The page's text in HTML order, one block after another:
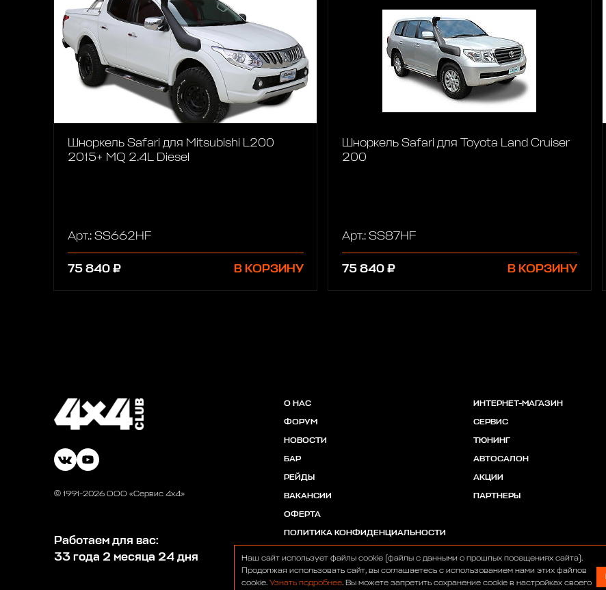
Шноркель Safari для Mitsubishi L200
2015+ MQ 2.4L Diesel
Арт.: SS662HF
75 840 ₽ В КОРЗИНУ
Шноркель Safari для Toyota Land Cruiser
200
Арт.: SS87HF
75 840 ₽ В КОРЗИНУ
© 1991-2026 ООО «Сервис 4х4»
Работаем для вас:
33 года 2 месяца 24 дня
О НАС
ФОРУМ
НОВОСТИ
БАР
РЕЙДЫ
ВАКАНСИИ
ОФЕРТА
ПОЛИТИКА КОНФИДЕНЦИАЛЬНОСТИ
ИНТЕРНЕТ-МАГАЗИН
СЕРВИС
ТЮНИНГ
АВТОСАЛОН
АКЦИИ
ПАРТНЕРЫ
Наш сайт использует файлы cookie (файлы с данными о прошлых посещениях сайта).
Продолжая использовать сайт, вы соглашаетесь с использованием нами этих файлов
cookie. Узнать подробнее. Вы можете запретить сохранение cookie в настройках своего